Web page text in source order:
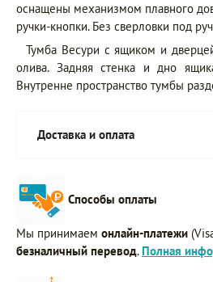
оснащены механизмом плавного
ручки-кнопки. Без сверловки под
Тумба Весури с ящиком и
олива. Задняя стенка и дно
Внутренне пространство тумбы
Доставка и оплата
Способы оплаты
Мы принимаем онлайн-платежи
безналичный перевод. Полная